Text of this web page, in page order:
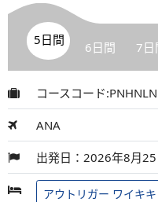
5日間 6日間 7日
コースコード
ANA
出発日：2026年8月
アウトリガー ワイキ